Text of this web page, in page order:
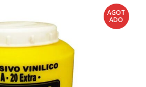
AGOT
ADO